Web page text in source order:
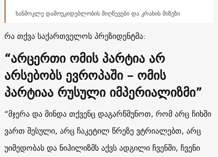
ხანმოკლე დამოუკიდებლობის მიღწევები და კრახის მიზეზი
რა თქვა საქართველოს პრეზიდენტმა:
“არცერთი ომის პარტია არ
არსებობს ევროპაში – ომის
პარტიაა რუსული იმპერიალიზმი”
“მჯერა და მინდა თქვენც დაგარწმუნოთ, რომ არც ჩიხში
ვართ შესული, არც ჩაკეტილ წრეზე ვტრიალებთ, არც
უიმედობას და ნიჰილიზმს აქვს ადგილი ჩვენში, ჩვენი